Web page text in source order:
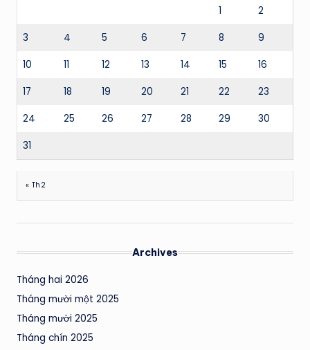
1 2
3 4 5 6 7 8 9
10 11 12 13 14 15 16
17 18 19 20 21 22 23
24 25 26 27 28 29 30
31
« Th2
Archives
Tháng hai 2026
Tháng mười một 2025
Tháng mười 2025
Tháng chín 2025